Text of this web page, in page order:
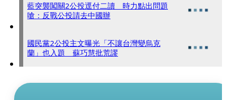
藍突襲闖關2公投逕付二讀 時力點出問題
嗆：反戰公投請去中國辦
國民黨2公投主文曝光「不讓台灣變烏克
蘭」也入題 蘇巧慧批荒謬